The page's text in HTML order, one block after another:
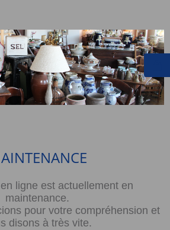
ligne est actuellement en
maintenance.
pour votre compréhension et
disons à très vite.